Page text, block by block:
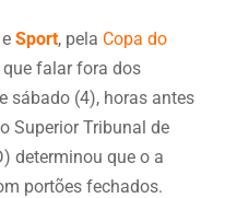
Sport, pela Copa do
falar fora dos
sábado (4), horas antes
Superior Tribunal de
determinou que o a
portões fechados.